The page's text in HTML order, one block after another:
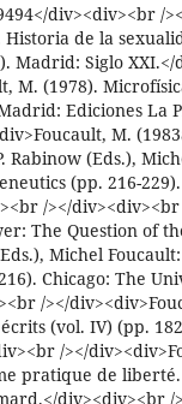
div><div><br /
de la
Madrid: Siglo XXI.</
M. (1978).
Ediciones La
M.
Rabinow (Eds.),
(pp. 216-229).
/></
The Question of
Michel
Chicago: The
/></
(vol. IV) (pp.
/></
pratique de
div><div><br /